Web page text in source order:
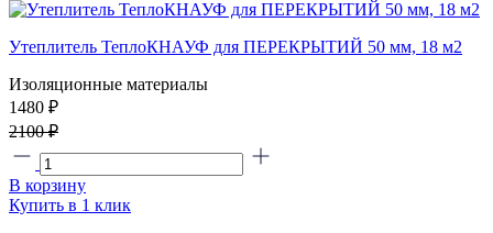
Утеплитель ТеплоКНАУФ для ПЕРЕКРЫТИЙ 50 мм, 18 м2
Изоляционные материалы
1480 ₽
2100 ₽
В корзину
Купить в 1 клик